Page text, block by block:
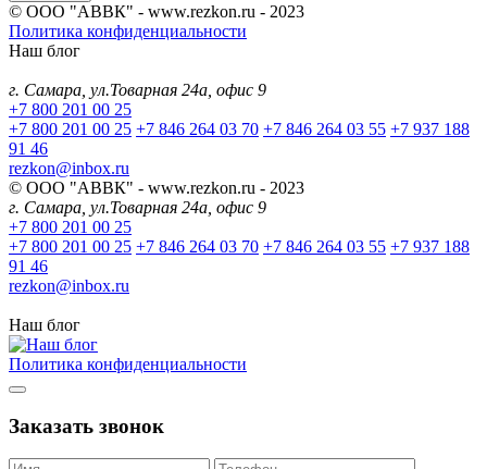
© ООО "АВВК" - www.rezkon.ru - 2023
Политика конфиденциальности
Наш блог
г. Самара, ул.Товарная 24а, офис 9
+7 800 201 00 25
+7 800 201 00 25 +7 846 264 03 70 +7 846 264 03 55 +7 937 188
91 46
rezkon@inbox.ru
© ООО "АВВК" - www.rezkon.ru - 2023
г. Самара, ул.Товарная 24а, офис 9
+7 800 201 00 25
+7 800 201 00 25 +7 846 264 03 70 +7 846 264 03 55 +7 937 188
91 46
rezkon@inbox.ru
Наш блог
Политика конфиденциальности
Заказать звонок